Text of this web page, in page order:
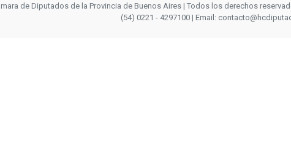
de Diputados de la Provincia de Buenos Aires | Todos los derechos
(54) 0221 - 4297100 | Email: